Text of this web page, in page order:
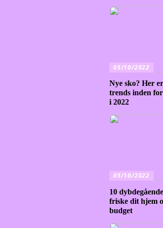
05/10/2022
Nye sko? Her
trends inden
i 2022
05/10/2022
10
friske dit hjem
budget